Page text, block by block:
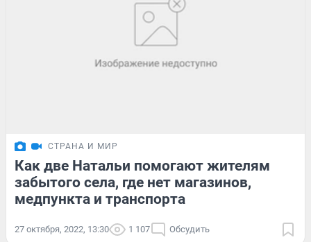
СТРАНА И МИР
Как две Натальи помогают жителям
забытого села, где нет магазинов,
медпункта и транспорта
27 октября, 2022, 13:30 1 107 Обсудить